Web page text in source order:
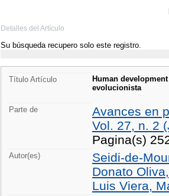
Detalles del Artículo
Su búsqueda recupero solo este registro.
Título Artículo
Human
evolucionista
Parte de
Avances en
Vol. 27, n. 2
Pagina(s)
Autor(es)
Seidi-de-
Donato
Luis Viera,